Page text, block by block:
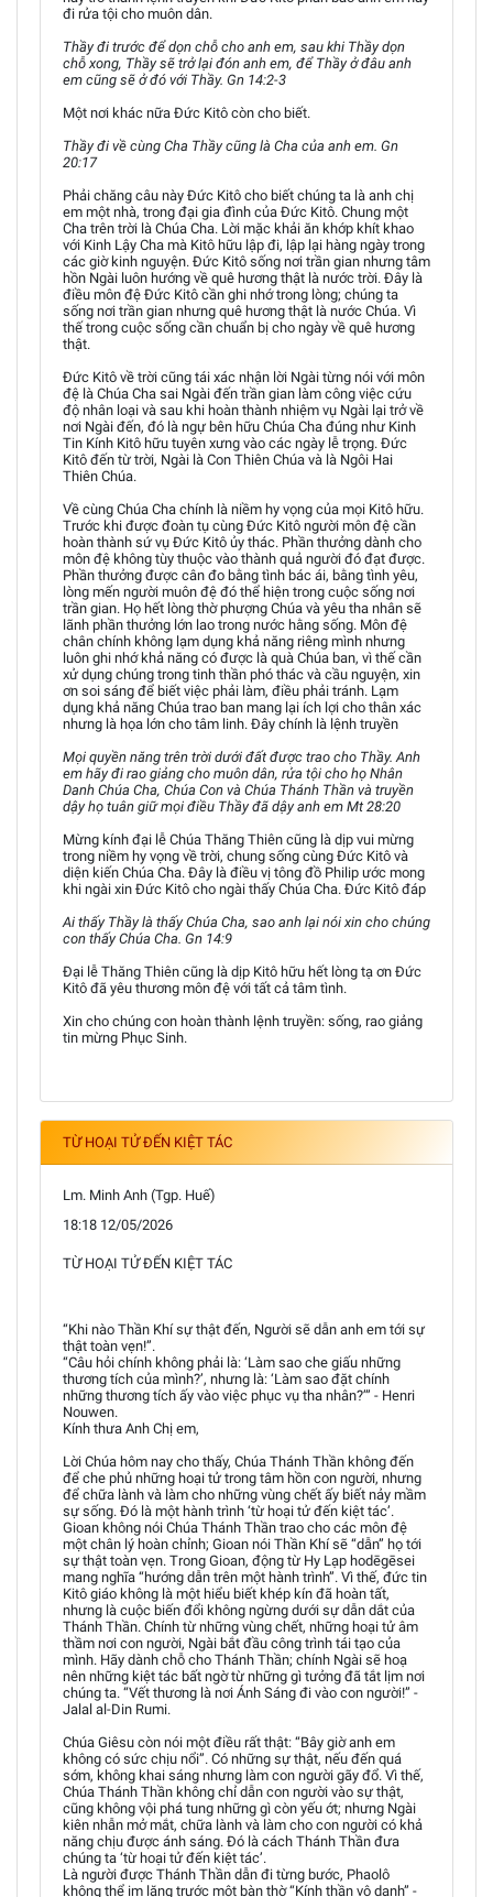
đi rửa tội cho muôn dân.
Thầy đi trước để dọn chỗ cho anh em, sau khi Thầy dọn
chỗ xong, Thầy sẽ trở lại đón anh em, để Thầy ở đâu anh
em cũng sẽ ở đó với Thầy. Gn 14:2-3
Một nơi khác nữa Đức Kitô còn cho biết.
Thầy đi về cùng Cha Thầy cũng là Cha của anh em. Gn
20:17
Phải chăng câu này Đức Kitô cho biết chúng ta là anh chị
em một nhà, trong đại gia đình của Đức Kitô. Chung một
Cha trên trời là Chúa Cha. Lời mặc khải ăn khớp khít khao
với Kinh Lậy Cha mà Kitô hữu lập đi, lập lại hàng ngày trong
các giờ kinh nguyện. Đức Kitô sống nơi trần gian nhưng tâm
hồn Ngài luôn hướng về quê hương thật là nước trời. Đây là
điều môn đệ Đức Kitô cần ghi nhớ trong lòng; chúng ta
sống nơi trần gian nhưng quê hương thật là nước Chúa. Vì
thế trong cuộc sống cần chuẩn bị cho ngày về quê hương
thật.
Đức Kitô về trời cũng tái xác nhận lời Ngài từng nói với môn
đệ là Chúa Cha sai Ngài đến trần gian làm công việc cứu
độ nhân loại và sau khi hoàn thành nhiệm vụ Ngài lại trở về
nơi Ngài đến, đó là ngự bên hữu Chúa Cha đúng như Kinh
Tin Kính Kitô hữu tuyên xưng vào các ngày lễ trọng. Đức
Kitô đến từ trời, Ngài là Con Thiên Chúa và là Ngôi Hai
Thiên Chúa.
Về cùng Chúa Cha chính là niềm hy vọng của mọi Kitô hữu.
Trước khi được đoàn tụ cùng Đức Kitô người môn đệ cần
hoàn thành sứ vụ Đức Kitô ủy thác. Phần thưởng dành cho
môn đệ không tùy thuộc vào thành quả người đó đạt được.
Phần thưởng được cân đo bằng tình bác ái, bằng tình yêu,
lòng mến người muôn đệ đó thể hiện trong cuộc sống nơi
trần gian. Họ hết lòng thờ phượng Chúa và yêu tha nhân sẽ
lãnh phần thưởng lớn lao trong nước hằng sống. Môn đệ
chân chính không lạm dụng khả năng riêng mình nhưng
luôn ghi nhớ khả năng có được là quà Chúa ban, vì thế cần
xử dụng chúng trong tinh thần phó thác và cầu nguyện, xin
ơn soi sáng để biết việc phải làm, điều phải tránh. Lạm
dụng khả năng Chúa trao ban mang lại ích lợi cho thân xác
nhưng là họa lớn cho tâm linh. Đây chính là lệnh truyền
Mọi quyền năng trên trời dưới đất được trao cho Thầy. Anh
em hãy đi rao giảng cho muôn dân, rửa tội cho họ Nhân
Danh Chúa Cha, Chúa Con và Chúa Thánh Thần và truyền
dậy họ tuân giữ mọi điều Thầy đã dậy anh em Mt 28:20
Mừng kính đại lễ Chúa Thăng Thiên cũng là dịp vui mừng
trong niềm hy vọng về trời, chung sống cùng Đức Kitô và
diện kiến Chúa Cha. Đây là điều vị tông đồ Philip ước mong
khi ngài xin Đức Kitô cho ngài thấy Chúa Cha. Đức Kitô đáp
Ai thấy Thầy là thấy Chúa Cha, sao anh lại nói xin cho chúng
con thấy Chúa Cha. Gn 14:9
Đại lễ Thăng Thiên cũng là dịp Kitô hữu hết lòng tạ ơn Đức
Kitô đã yêu thương môn đệ với tất cả tâm tình.
Xin cho chúng con hoàn thành lệnh truyền: sống, rao giảng
tin mừng Phục Sinh.
TỪ HOẠI TỬ ĐẾN KIỆT TÁC
Lm. Minh Anh (Tgp. Huế)
18:18 12/05/2026
TỪ HOẠI TỬ ĐẾN KIỆT TÁC
“Khi nào Thần Khí sự thật đến, Người sẽ dẫn anh em tới sự
thật toàn vẹn!”.
“Câu hỏi chính không phải là: ‘Làm sao che giấu những
thương tích của mình?’, nhưng là: ‘Làm sao đặt chính
những thương tích ấy vào việc phục vụ tha nhân?’” - Henri
Nouwen.
Kính thưa Anh Chị em,
Lời Chúa hôm nay cho thấy, Chúa Thánh Thần không đến
để che phủ những hoại tử trong tâm hồn con người, nhưng
để chữa lành và làm cho những vùng chết ấy biết nảy mầm
sự sống. Đó là một hành trình ‘từ hoại tử đến kiệt tác’.
Gioan không nói Chúa Thánh Thần trao cho các môn đệ
một chân lý hoàn chỉnh; Gioan nói Thần Khí sẽ “dẫn” họ tới
sự thật toàn vẹn. Trong Gioan, động từ Hy Lạp hodēgēsei
mang nghĩa “hướng dẫn trên một hành trình”. Vì thế, đức tin
Kitô giáo không là một hiểu biết khép kín đã hoàn tất,
nhưng là cuộc biến đổi không ngừng dưới sự dẫn dắt của
Thánh Thần. Chính từ những vùng chết, những hoại tử âm
thầm nơi con người, Ngài bắt đầu công trình tái tạo của
mình. Hãy dành chỗ cho Thánh Thần; chính Ngài sẽ hoạ
nên những kiệt tác bất ngờ từ những gì tưởng đã tắt lịm nơi
chúng ta. “Vết thương là nơi Ánh Sáng đi vào con người!” -
Jalal al-Din Rumi.
Chúa Giêsu còn nói một điều rất thật: “Bây giờ anh em
không có sức chịu nổi”. Có những sự thật, nếu đến quá
sớm, không khai sáng nhưng làm con người gãy đổ. Vì thế,
Chúa Thánh Thần không chỉ dẫn con người vào sự thật,
cũng không vội phá tung những gì còn yếu ớt; nhưng Ngài
kiên nhẫn mở mắt, chữa lành và làm cho con người có khả
năng chịu được ánh sáng. Đó là cách Thánh Thần đưa
chúng ta ‘từ hoại tử đến kiệt tác’.
Là người được Thánh Thần dẫn đi từng bước, Phaolô
không thể im lặng trước một bàn thờ “Kính thần vô danh” -